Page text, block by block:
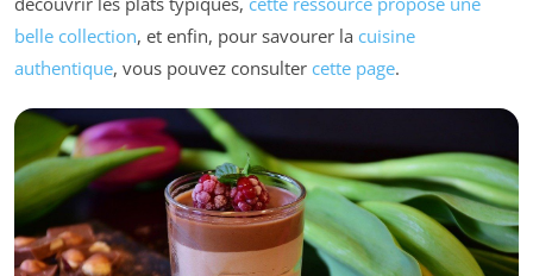
belle collection, et enfin, pour savourer la cuisine
authentique, vous pouvez consulter cette page.